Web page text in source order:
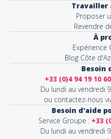
Travailler
Proposer
Revendre
À
Expérience
Blog Côte
Besoin
+33 (0)4 94 19 10 60
Du lundi au vendredi
ou contactez-nous
Besoin d'aide
Service Groupe : +33
Du lundi au vendredi